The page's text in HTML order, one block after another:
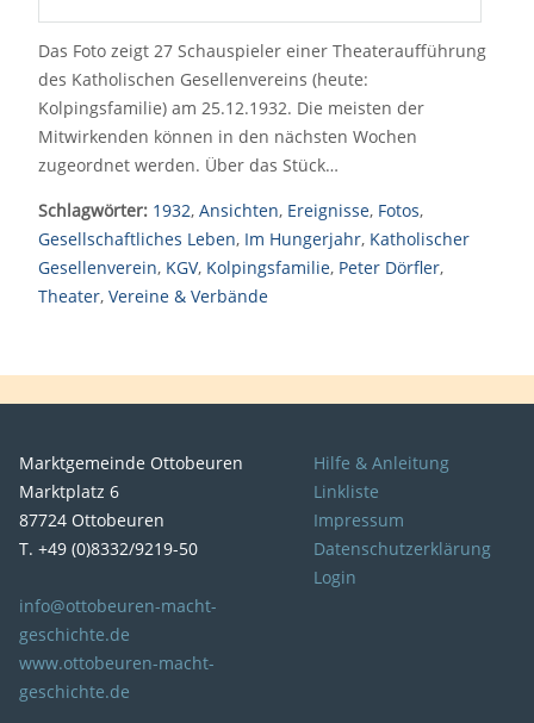
Das Foto zeigt 27 Schauspieler einer Theateraufführung
des Katholischen Gesellenvereins (heute:
Kolpingsfamilie) am 25.12.1932. Die meisten der
Mitwirkenden können in den nächsten Wochen
zugeordnet werden. Über das Stück…
Schlagwörter: 1932, Ansichten, Ereignisse, Fotos,
Gesellschaftliches Leben, Im Hungerjahr, Katholischer
Gesellenverein, KGV, Kolpingsfamilie, Peter Dörfler,
Theater, Vereine & Verbände
Marktgemeinde Ottobeuren
Marktplatz 6
87724 Ottobeuren
T. +49 (0)8332/9219-50
info@ottobeuren-macht-
geschichte.de
www.ottobeuren-macht-
geschichte.de
Hilfe & Anleitung
Linkliste
Impressum
Datenschutzerklärung
Login